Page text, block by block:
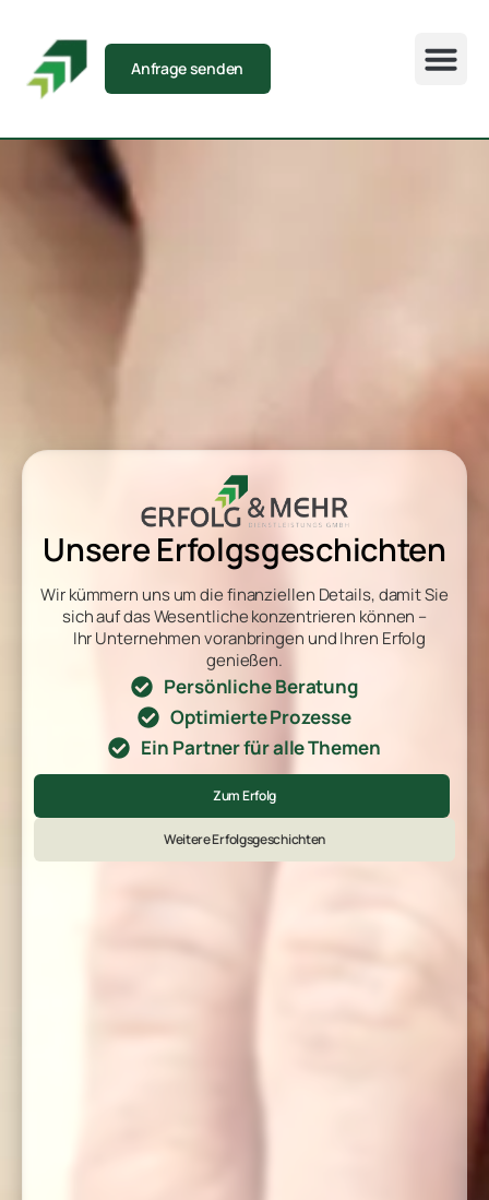
Anfrage senden
Unsere Erfolgsgeschichten
Wir kümmern uns um die finanziellen Details, damit Sie
sich auf das Wesentliche konzentrieren können –
Ihr Unternehmen voranbringen und Ihren Erfolg
genießen.
Persönliche Beratung
Optimierte Prozesse
Ein Partner für alle Themen
Zum Erfolg
Weitere Erfolgsgeschichten